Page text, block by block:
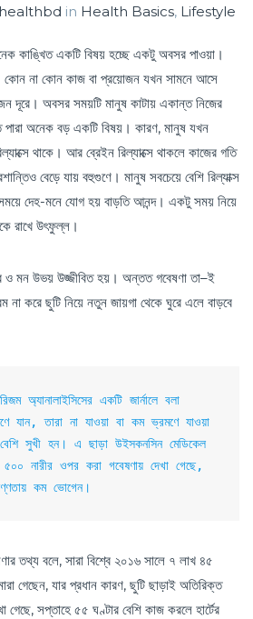
in Health Basics, Lifestyle
কাঙ্খিত একটি বিষয় হচ্ছে একটু অবসর পাওয়া।
কোন না কোন কাজ বা প্রয়োজন যখন সামনে আসে
দূরে। অবসর সময়টি মানুষ কাটায় একান্ত নিজের
অনেক বড় একটি বিষয়। কারণ, মানুষ যখন
থাকে। আর ব্রেইন রিল্যাক্সে থাকলে কাজের গতি
বেড়ে যায় বহুগুণে। মানুষ সবচেয়ে বেশি রিল্যাক্স
দেহ-মনে যোগ হয় বাড়তি আনন্দ। একটু সময় নিয়ে
রাখে উৎফুল্ল।
ও মন উভয় উজ্জীবিত হয়। অন্তত গবেষণা তা–ই
না করে ছুটি নিয়ে নতুন জায়গা থেকে ঘুরে এলে বাড়বে
অ্যানালাইসিসের একটি জার্নালে বলা
যান, তারা না যাওয়া বা কম ভ্রমণে যাওয়া
সুখী হন। এ ছাড়া উইসকনসিন মেডিকেল
৫০০ নারীর ওপর করা গবেষণায় দেখা গেছে,
কম ভোগেন।
তথ্য বলে, সারা বিশ্বে ২০১৬ সালে ৭ লাখ ৪৫
গেছেন, যার প্রধান কারণ, ছুটি ছাড়াই অতিরিক্ত
সপ্তাহে ৫৫ ঘণ্টার বেশি কাজ করলে হার্টের